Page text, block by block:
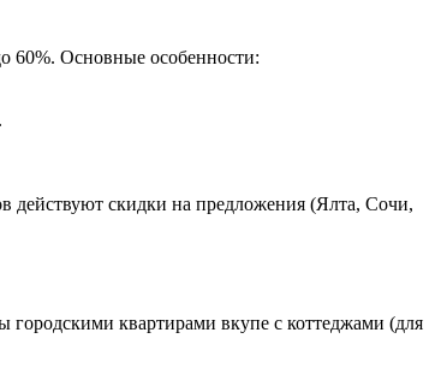
60%. Основные особенности:
действуют скидки на предложения (Ялта, Сочи,
квартирами вкупе с коттеджами (для